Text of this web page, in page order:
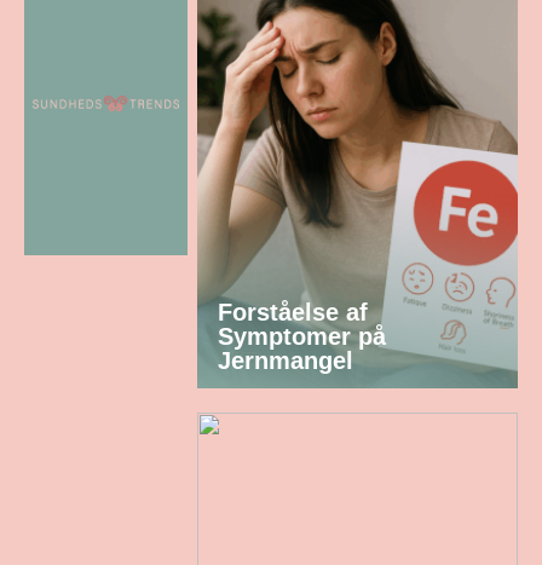
Forståelse af
Symptomer på
Jernmangel